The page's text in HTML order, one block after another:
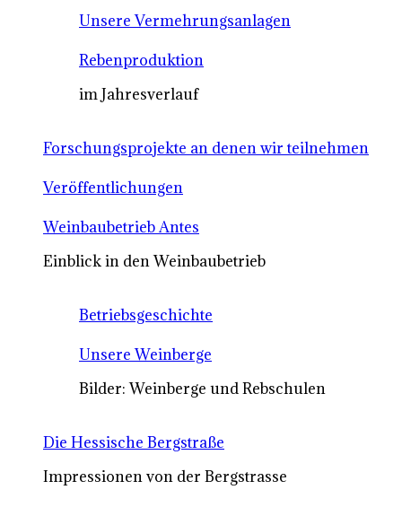
Unsere Vermehrungsanlagen
Rebenproduktion
im Jahresverlauf
Forschungsprojekte an denen wir teilnehmen
Veröffentlichungen
Weinbaubetrieb Antes
Einblick in den Weinbaubetrieb
Betriebsgeschichte
Unsere Weinberge
Bilder: Weinberge und Rebschulen
Die Hessische Bergstraße
Impressionen von der Bergstrasse